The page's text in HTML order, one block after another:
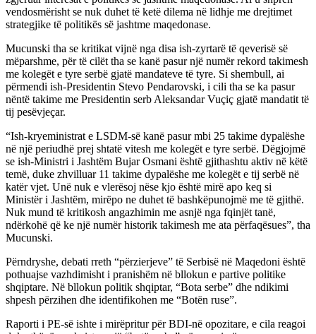
vendosmërisht se nuk duhet të ketë dilema në lidhje me drejtimet
strategjike të politikës së jashtme maqedonase.
Mucunski tha se kritikat vijnë nga disa ish-zyrtarë të qeverisë së
mëparshme, për të cilët tha se kanë pasur një numër rekord takimesh
me kolegët e tyre serbë gjatë mandateve të tyre. Si shembull, ai
përmendi ish-Presidentin Stevo Pendarovski, i cili tha se ka pasur
nëntë takime me Presidentin serb Aleksandar Vuçiç gjatë mandatit të
tij pesëvjeçar.
“Ish-kryeministrat e LSDM-së kanë pasur mbi 25 takime dypalëshe
në një periudhë prej shtatë vitesh me kolegët e tyre serbë. Dëgjojmë
se ish-Ministri i Jashtëm Bujar Osmani është gjithashtu aktiv në këtë
temë, duke zhvilluar 11 takime dypalëshe me kolegët e tij serbë në
katër vjet. Unë nuk e vlerësoj nëse kjo është mirë apo keq si
Ministër i Jashtëm, mirëpo ne duhet të bashkëpunojmë me të gjithë.
Nuk mund të kritikosh angazhimin me asnjë nga fqinjët tanë,
ndërkohë që ke një numër historik takimesh me ata përfaqësues”, tha
Mucunski.
Përndryshe, debati rreth “përzierjeve” të Serbisë në Maqedoni është
pothuajse vazhdimisht i pranishëm në bllokun e partive politike
shqiptare. Në bllokun politik shqiptar, “Bota serbe” dhe ndikimi
shpesh përzihen dhe identifikohen me “Botën ruse”.
Raporti i PE-së ishte i mirëpritur për BDI-në opozitare, e cila reagoi